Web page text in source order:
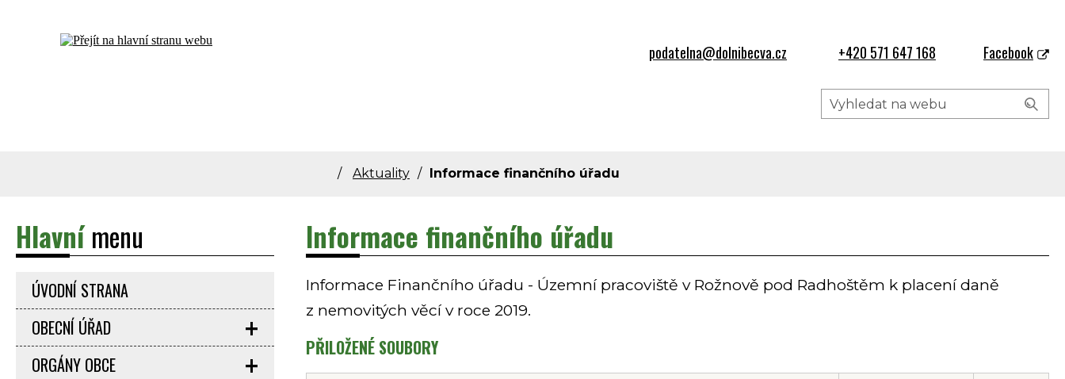
Dolní Bečva - oficiální stránky obce
podatelna@dolnibecva.cz +420 571 647 168 Facebook
Aktuality Informace finančního úřadu
Informace finančního úřadu
Informace Finančního úřadu - Územní pracoviště v Rožnově pod Radhoštěm k placení daně
z nemovitých věcí v roce 2019.
PŘILOŽENÉ SOUBORY
Hlavnímenu
ÚVODNÍ STRANA
OBECNÍ ÚŘAD
ORGÁNY OBCE